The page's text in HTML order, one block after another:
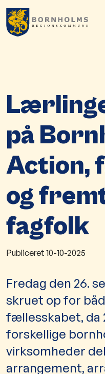
på
Action,
og
fagfolk
Publiceret 10-10-2025
Fredag den 26.
skruet op for
fællesskabet, da
forskellige
virksomheder
arrangement,